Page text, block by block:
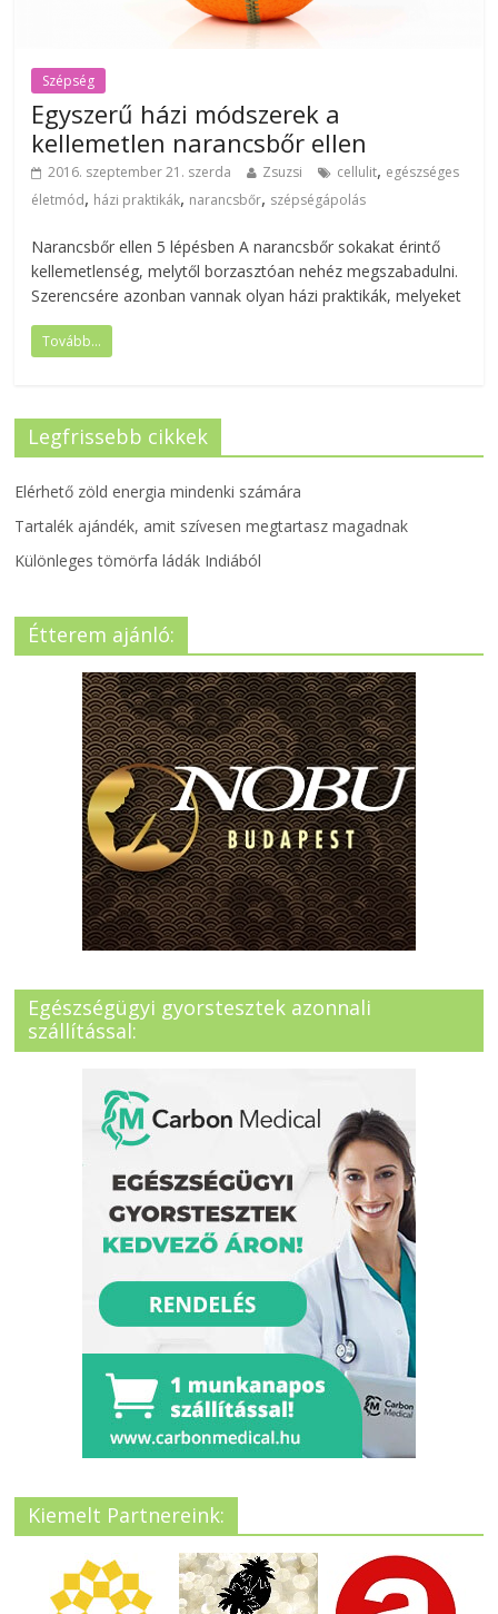
Szépség
Egyszerű házi módszerek a
kellemetlen narancsbőr ellen
2016. szeptember 21. szerda Zsuzsi cellulit, egészséges
életmód, házi praktikák, narancsbőr, szépségápolás
Narancsbőr ellen 5 lépésben A narancsbőr sokakat érintő
kellemetlenség, melytől borzasztóan nehéz megszabadulni.
Szerencsére azonban vannak olyan házi praktikák, melyeket
Tovább...
Legfrissebb cikkek
Elérhető zöld energia mindenki számára
Tartalék ajándék, amit szívesen megtartasz magadnak
Különleges tömörfa ládák Indiából
Étterem ajánló:
Egészségügyi gyorstesztek azonnali
szállítással:
Kiemelt Partnereink: